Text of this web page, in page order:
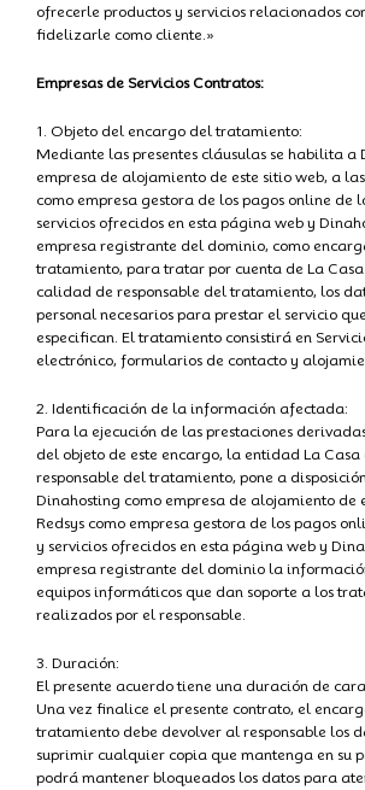
ofrecerle productos y servicios relacionados
fidelizarle como cliente.»
Empresas de Servicios Contratos:
1. Objeto del encargo del tratamiento:
Mediante las presentes cláusulas se habilita a
empresa de alojamiento de este sitio web, a
como empresa gestora de los pagos online de
servicios ofrecidos en esta página web y
empresa registrante del dominio, como
tratamiento, para tratar por cuenta de La
calidad de responsable del tratamiento, los
personal necesarios para prestar el servicio
especifican. El tratamiento consistirá en
electrónico, formularios de contacto y
2. Identificación de la información afectada:
Para la ejecución de las prestaciones
del objeto de este encargo, la entidad La
responsable del tratamiento, pone a
Dinahosting como empresa de alojamiento de
Redsys como empresa gestora de los pagos
y servicios ofrecidos en esta página web y
empresa registrante del dominio la
equipos informáticos que dan soporte a los
realizados por el responsable.
3. Duración:
El presente acuerdo tiene una duración de
Una vez finalice el presente contrato, el
tratamiento debe devolver al responsable los
suprimir cualquier copia que mantenga en su
podrá mantener bloqueados los datos para